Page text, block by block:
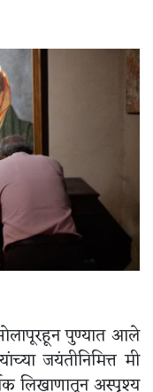
पुण्यात आले
जयंतीनिमित्त मी